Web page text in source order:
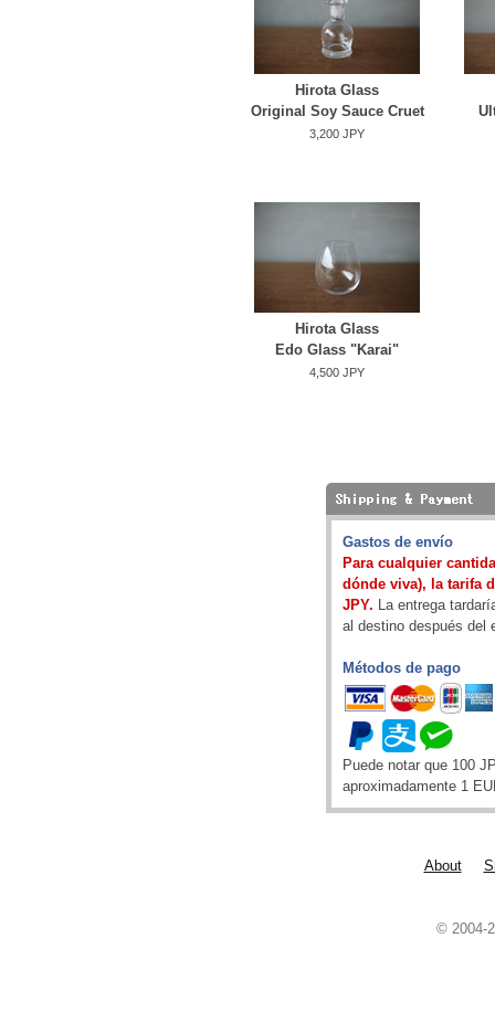
Hirota Glass
Original Soy Sauce Cruet
3,200 JPY
Hirota Glass
Edo Glass "Karai"
4,500 JPY
Gastos de envío
Para cualquier
dónde viva), la tarifa
JPY. La entrega
al destino después del
Métodos de pago
Puede notar que 100
aproximadamente 1
About
© 2004-